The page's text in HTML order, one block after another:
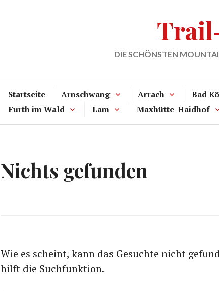
DIE SCHÖNSTEN
Startseite Arnschwang Arrach Bad
Furth im Wald
Lam Maxhütte-Haidhof
Nichts gefunden
Wie es scheint, kann das Gesuchte nicht
hilft die Suchfunktion.